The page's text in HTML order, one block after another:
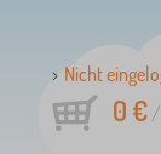
Nicht
0 €/